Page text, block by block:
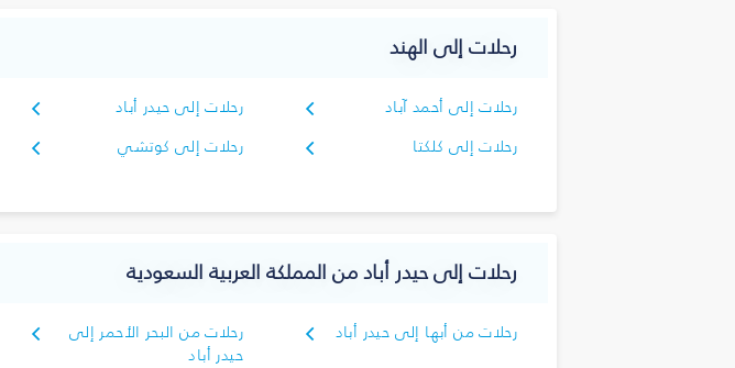
رحلات إلى الهند
رحلات إلى أحمد آباد رحلات إلى حيدر أباد
رحلات إلى كلكتا
رحلات إلى كوتشي
رحلات إلى حيدر أباد من المملكة العربية السعودية
رحلات من أبها إلى حيدر أباد
رحلات من البحر الأحمر إلى
حيدر أباد